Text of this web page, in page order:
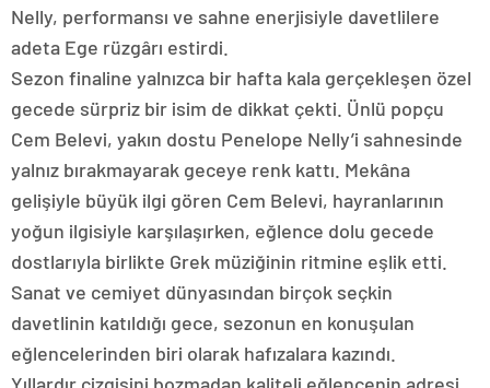
Nelly, performansı ve sahne enerjisiyle davetlilere
adeta Ege rüzgârı estirdi.
Sezon finaline yalnızca bir hafta kala gerçekleşen özel
gecede sürpriz bir isim de dikkat çekti. Ünlü popçu
Cem Belevi, yakın dostu Penelope Nelly’i sahnesinde
yalnız bırakmayarak geceye renk kattı. Mekâna
gelişiyle büyük ilgi gören Cem Belevi, hayranlarının
yoğun ilgisiyle karşılaşırken, eğlence dolu gecede
dostlarıyla birlikte Grek müziğinin ritmine eşlik etti.
Sanat ve cemiyet dünyasından birçok seçkin
davetlinin katıldığı gece, sezonun en konuşulan
eğlencelerinden biri olarak hafızalara kazındı.